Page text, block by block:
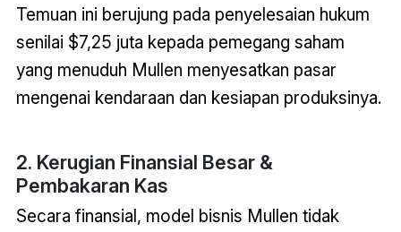
Temuan ini berujung pada penyelesaian hukum
senilai $7,25 juta kepada pemegang saham
yang menuduh Mullen menyesatkan pasar
mengenai kendaraan dan kesiapan produksinya.
2. Kerugian Finansial Besar &
Pembakaran Kas
Secara finansial, model bisnis Mullen tidak